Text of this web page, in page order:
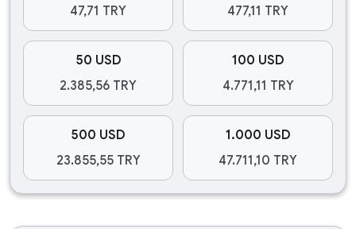
47,71 TRY
477,11 TRY
50 USD
2.385,56 TRY
100 USD
4.771,11 TRY
500 USD
23.855,55 TRY
1.000 USD
47.711,10 TRY